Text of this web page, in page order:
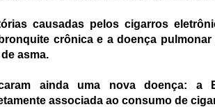
causadas pelos cigarros
bronquite crônica e a doença
asma.
ainda uma nova doença: a
associada ao consumo de